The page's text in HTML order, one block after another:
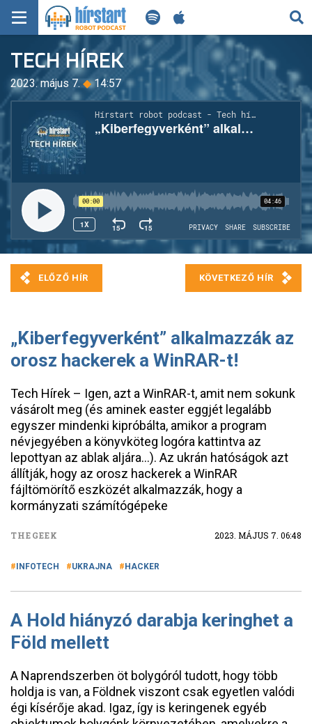
KERESÉS
KEZDŐLAP
FRISS HÍREK
TECH HÍREK
FILM-ZENE-SZÓRAKOZÁS
PLAYLIST
MI AZ A ROBOT PODCAST?
TECH HÍREK
2023. május 7. ◆14:57
„Kiberfegyverként” alkalmazzák az
orosz hackerek a WinRAR-t!
Tech Hírek – Igen, azt a WinRAR-t, amit nem sokunk
vásárolt meg (és aminek easter eggjét legalább
egyszer mindenki kipróbálta, amikor a program
névjegyében a könyvköteg logóra kattintva az
lepottyan az ablak aljára…). Az ukrán hatóságok azt
állítják, hogy az orosz hackerek a WinRAR
fájltömörítő eszközét alkalmazzák, hogy a
kormányzati számítógépeke
THEGEEK 2023. MÁJUS 7. 06:48
INFOTECH UKRAJNA HACKER
A Hold hiányzó darabja keringhet a
Föld mellett
A Naprendszerben öt bolygóról tudott, hogy több
holdja is van, a Földnek viszont csak egyetlen valódi
égi kísérője akad. Igaz, így is keringenek egyéb